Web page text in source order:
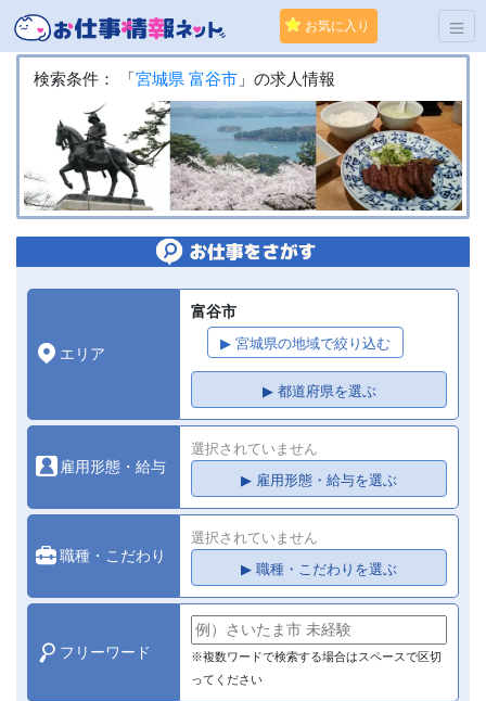
お気に入り
検索条件： 「 宮城県 富谷市 」の求人情報
エリア
富谷市
▶ 宮城県の地域で絞り込む
▶ 都道府県を選ぶ
雇用形態・給与
選択されていません
▶ 雇用形態・給与を選ぶ
職種・こだわり
選択されていません
▶ 職種・こだわりを選ぶ
フリーワード
※複数ワードで検索する場合はスペースで区切
ってください